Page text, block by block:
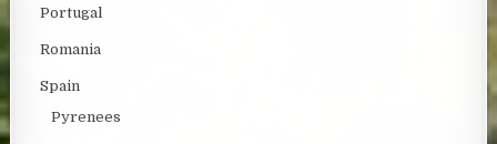
Portugal
Romania
Spain
Pyrenees